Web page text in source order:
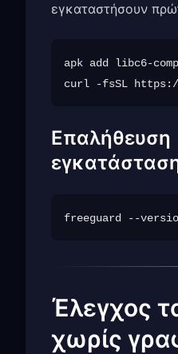
εγκαταστήσουν
apk add libc6-
Επαλήθευση
Έλεγχος
χωρίς